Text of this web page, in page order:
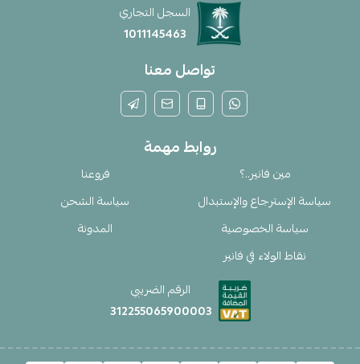
السجل التجاري
1011145463
تواصل معنا
روابط مهمة
مين فانير..؟
فروعنا
سياسة الإسترجاع والإستبدال
سياسة الشحن
سياسة الخصوصية
المدونة
نقاط الولاء في فانير
الرقم الضريبي
312255065900003